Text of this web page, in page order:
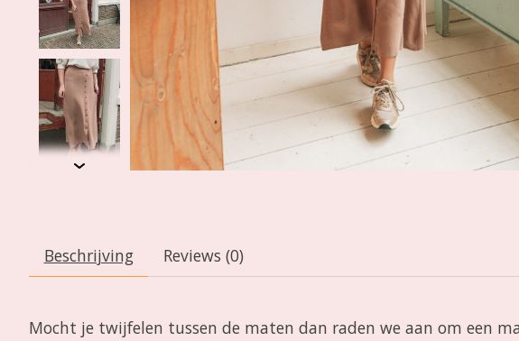
Beschrijving Reviews (0)
Mocht je twijfelen tussen de maten dan raden we aan om een